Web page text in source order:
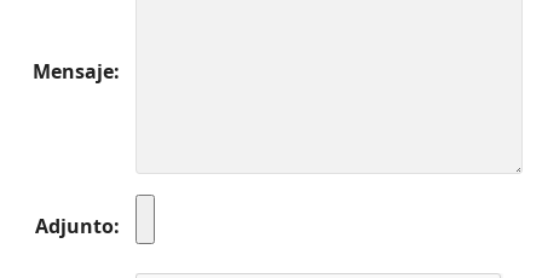
Mensaje
Adjunto